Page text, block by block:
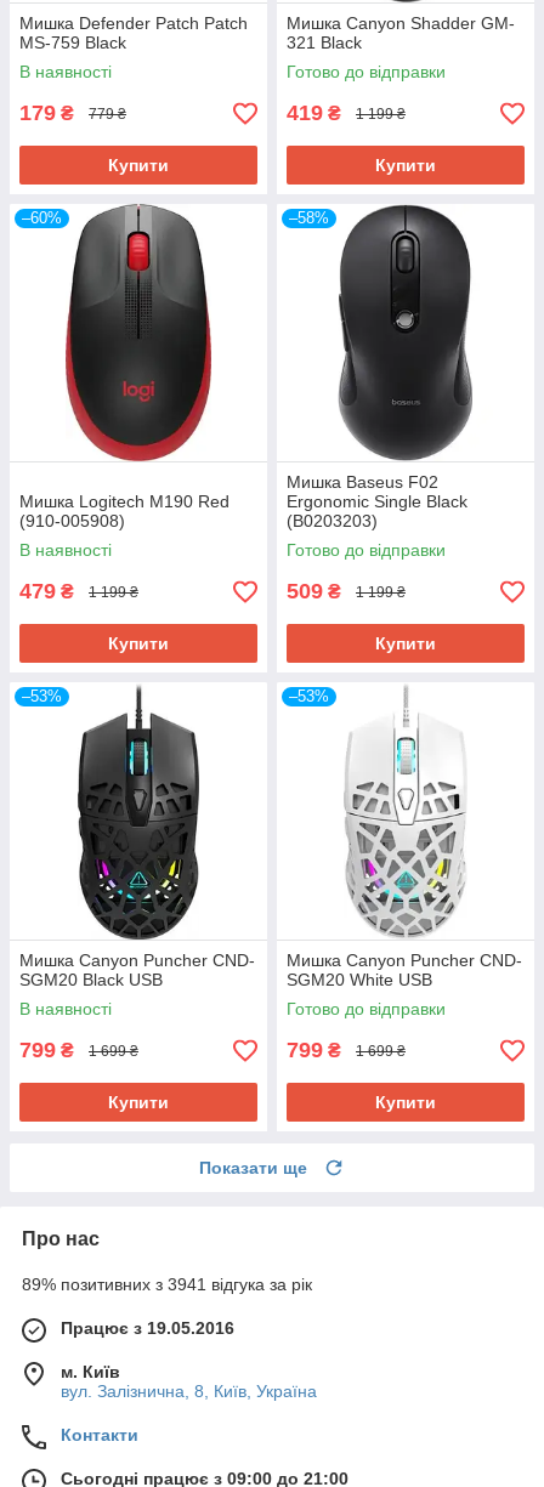
Мишка Defender Patch Patch
MS-759 Black
В наявності
179 ₴ 779 ₴
Купити
Мишка Canyon Shadder GM-
321 Black
Готово до відправки
419 ₴ 1 199 ₴
Купити
–60%
Мишка Logitech M190 Red
(910-005908)
В наявності
479 ₴ 1 199 ₴
Купити
–58%
Мишка Baseus F02
Ergonomic Single Black
(B0203203)
Готово до відправки
509 ₴ 1 199 ₴
Купити
–53%
Мишка Canyon Puncher CND-
SGM20 Black USB
В наявності
799 ₴ 1 699 ₴
Купити
–53%
Мишка Canyon Puncher CND-
SGM20 White USB
Готово до відправки
799 ₴ 1 699 ₴
Купити
Показати ще
Про нас
89% позитивних з 3941 відгука за рік
Працює з 19.05.2016
м. Київ
вул. Залізнична, 8, Київ, Україна
Контакти
Сьогодні працює з 09:00 до 21:00